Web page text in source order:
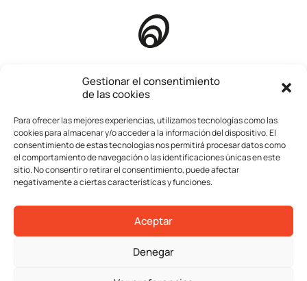
Gestionar el consentimiento
de las cookies
Para ofrecer las mejores experiencias, utilizamos tecnologías como las
cookies para almacenar y/o acceder a la información del dispositivo. El
consentimiento de estas tecnologías nos permitirá procesar datos como
el comportamiento de navegación o las identificaciones únicas en este
sitio. No consentir o retirar el consentimiento, puede afectar
negativamente a ciertas características y funciones.
Aceptar
Denegar
Aviso legal
Política de privacidad
Inicio
Compañía
Servicios
Operaciones
Contacta